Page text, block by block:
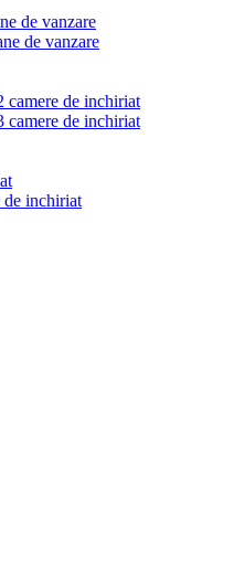
de vanzare
de vanzare
camere de inchiriat
camere de inchiriat
de inchiriat